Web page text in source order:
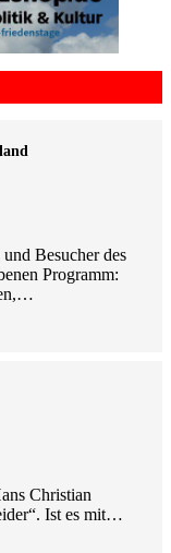
Besucher des
Programm:
Christian
Ist es mit…